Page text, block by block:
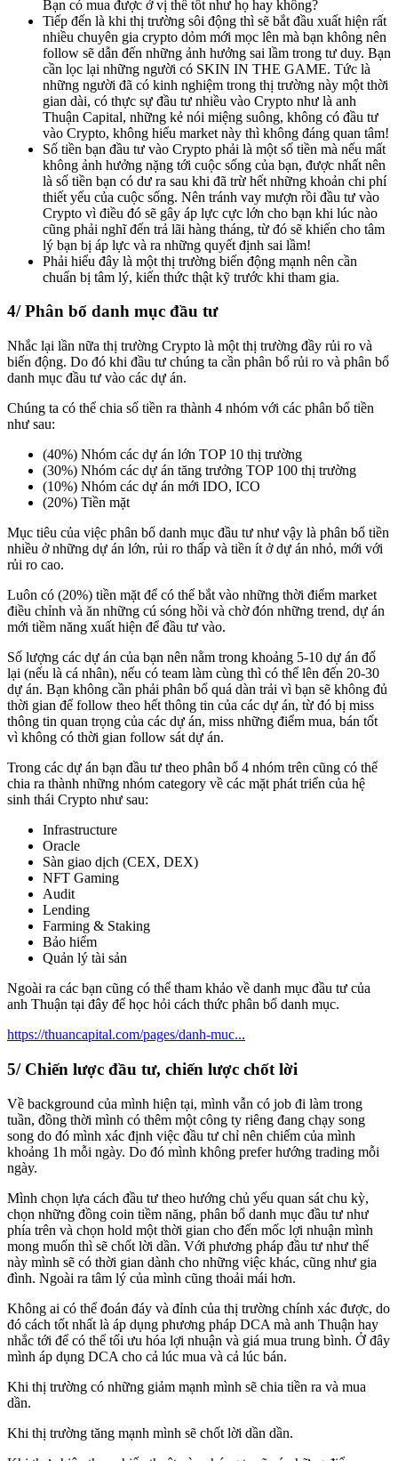
Bạn có mua được ở vị thế tốt như họ hay không?
Tiếp đến là khi thị trường sôi động thì sẽ bắt đầu xuất hiện rất
nhiều chuyên gia crypto dỏm mới mọc lên mà bạn không nên
follow sẽ dẫn đến những ảnh hưởng sai lầm trong tư duy. Bạn
cần lọc lại những người có SKIN IN THE GAME. Tức là
những người đã có kinh nghiệm trong thị trường này một thời
gian dài, có thực sự đầu tư nhiều vào Crypto như là anh
Thuận Capital, những kẻ nói miệng suông, không có đầu tư
vào Crypto, không hiểu market này thì không đáng quan tâm!
Số tiền bạn đầu tư vào Crypto phải là một số tiền mà nếu mất
không ảnh hưởng nặng tới cuộc sống của bạn, được nhất nên
là số tiền bạn có dư ra sau khi đã trừ hết những khoản chi phí
thiết yếu của cuộc sống. Nên tránh vay mượn rồi đầu tư vào
Crypto vì điều đó sẽ gây áp lực cực lớn cho bạn khi lúc nào
cũng phải nghĩ đến trả lãi hàng tháng, từ đó sẽ khiến cho tâm
lý bạn bị áp lực và ra những quyết định sai lầm!
Phải hiểu đây là một thị trường biến động mạnh nên cần
chuẩn bị tâm lý, kiến thức thật kỹ trước khi tham gia.
4/ Phân bổ danh mục đầu tư
Nhắc lại lần nữa thị trường Crypto là một thị trường đầy rủi ro và
biến động. Do đó khi đầu tư chúng ta cần phân bổ rủi ro và phân bổ
danh mục đầu tư vào các dự án.
Chúng ta có thể chia số tiền ra thành 4 nhóm với các phân bổ tiền
như sau:
(40%) Nhóm các dự án lớn TOP 10 thị trường
(30%) Nhóm các dự án tăng trưởng TOP 100 thị trường
(10%) Nhóm các dự án mới IDO, ICO
(20%) Tiền mặt
Mục tiêu của việc phân bổ danh mục đầu tư như vậy là phân bổ tiền
nhiều ở những dự án lớn, rủi ro thấp và tiền ít ở dự án nhỏ, mới với
rủi ro cao.
Luôn có (20%) tiền mặt để có thể bắt vào những thời điểm market
điều chỉnh và ăn những cú sóng hồi và chờ đón những trend, dự án
mới tiềm năng xuất hiện để đầu tư vào.
Số lượng các dự án của bạn nên nằm trong khoảng 5-10 dự án đổ
lại (nếu là cá nhân), nếu có team làm cùng thì có thể lên đến 20-30
dự án. Bạn không cần phải phân bổ quá dàn trải vì bạn sẽ không đủ
thời gian để follow theo hết thông tin của các dự án, từ đó bị miss
thông tin quan trọng của các dự án, miss những điểm mua, bán tốt
vì không có thời gian follow sát dự án.
Trong các dự án bạn đầu tư theo phân bổ 4 nhóm trên cũng có thể
chia ra thành những nhóm category về các mặt phát triển của hệ
sinh thái Crypto như sau:
Infrastructure
Oracle
Sàn giao dịch (CEX, DEX)
NFT Gaming
Audit
Lending
Farming & Staking
Bảo hiểm
Quản lý tài sản
Ngoài ra các bạn cũng có thể tham khảo về danh mục đầu tư của
anh Thuận tại đây để học hỏi cách thức phân bổ danh mục.
https://thuancapital.com/pages/danh-muc...
5/ Chiến lược đầu tư, chiến lược chốt lời
Về background của mình hiện tại, mình vẫn có job đi làm trong
tuần, đồng thời mình có thêm một công ty riêng đang chạy song
song do đó mình xác định việc đầu tư chỉ nên chiếm của mình
khoảng 1h mỗi ngày. Do đó mình không prefer hướng trading mỗi
ngày.
Mình chọn lựa cách đầu tư theo hướng chủ yếu quan sát chu kỳ,
chọn những đồng coin tiềm năng, phân bổ danh mục đầu tư như
phía trên và chọn hold một thời gian cho đến mốc lợi nhuận mình
mong muốn thì sẽ chốt lời dần. Với phương pháp đầu tư như thế
này mình sẽ có thời gian dành cho những việc khác, cũng như gia
đình. Ngoài ra tâm lý của mình cũng thoải mái hơn.
Không ai có thể đoán đáy và đỉnh của thị trường chính xác được, do
đó cách tốt nhất là áp dụng phương pháp DCA mà anh Thuận hay
nhắc tới để có thể tối ưu hóa lợi nhuận và giá mua trung bình. Ở đây
mình áp dụng DCA cho cả lúc mua và cả lúc bán.
Khi thị trường có những giảm mạnh mình sẽ chia tiền ra và mua
dần.
Khi thị trường tăng mạnh mình sẽ chốt lời dần dần.